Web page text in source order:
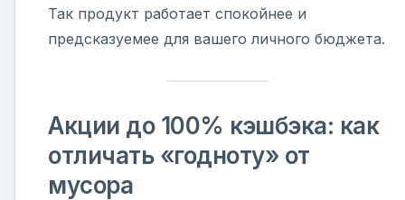
Так продукт работает спокойнее и
предсказуемее для вашего личного бюджета.
Акции до 100% кэшбэка: как
отличать «годноту» от
мусора